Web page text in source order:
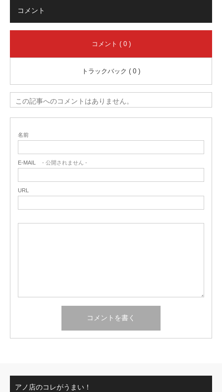
コメント
コメント ( 0 )
トラックバック ( 0 )
この記事へのコメントはありません。
名前
E-MAIL - 公開されません -
URL
アノ店のコレがうまい！